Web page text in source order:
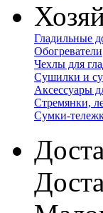
Гладильные
Обогреватели
Чехлы для
Сушилки и
Аксессуары
Стремянки,
Сумки-